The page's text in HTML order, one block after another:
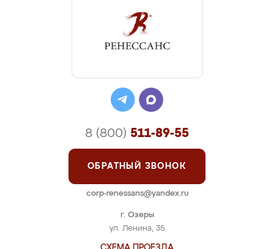
г. Озеры
ул. Ленина, 35
8 (800) 511-89-55
ОБРАТНЫЙ ЗВОНОК
corp-renessans@yandex.ru